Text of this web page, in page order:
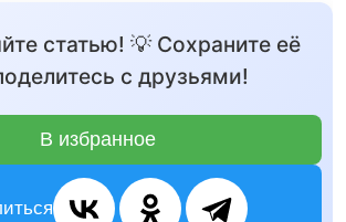
статью! 💡 Сохраните её
с друзьями!
В избранное